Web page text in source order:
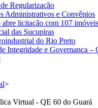
Regularização
Administrativos e Convênios
abre licitação com 107
das Sucupiras
do Rio Preto
Integridade e Governança –
>
Virtual - QE 60 do Guará